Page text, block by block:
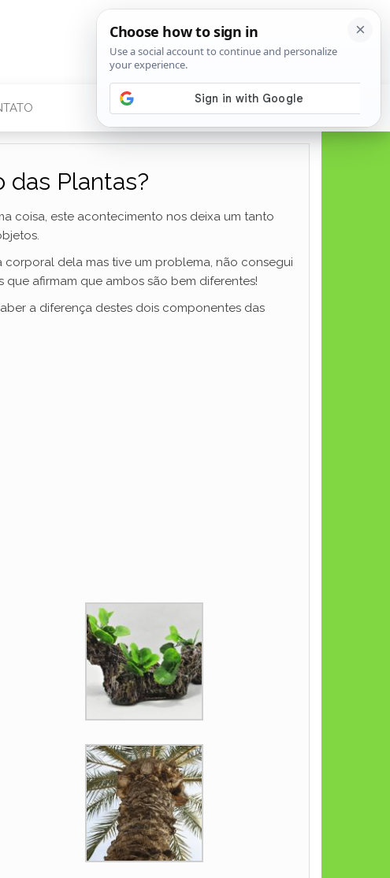
das Plantas?
coisa, este acontecimento nos deixa um tanto
dela mas tive um problema, não consegui
afirmam que ambos são bem diferentes!
a diferença destes dois componentes das